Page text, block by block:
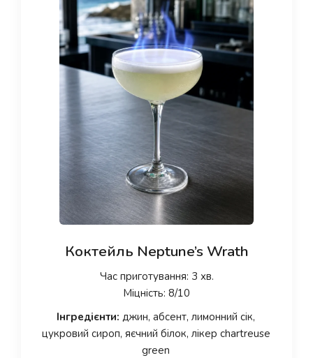
Коктейль Neptune’s Wrath
Час приготування: 3 хв.
Міцність: 8/10
Інгредієнти: джин, абсент, лимонний сік,
цукровий сироп, яєчний білок, лікер chartreuse
green